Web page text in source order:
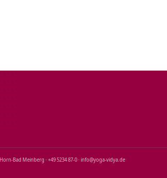
Meinberg · +49 5234 87‑0 · info@yoga‑vidya.de